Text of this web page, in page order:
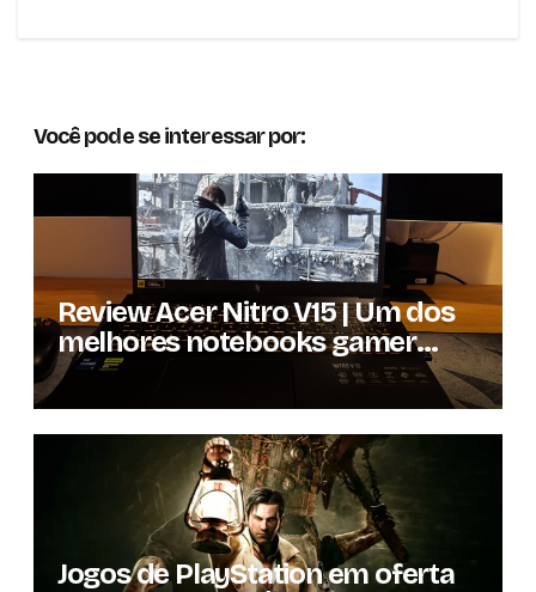
Você pode se interessar por:
Review Acer Nitro V15 | Um dos
melhores notebooks gamer
custo-benefício de hoje
Jogos de PlayStation em oferta